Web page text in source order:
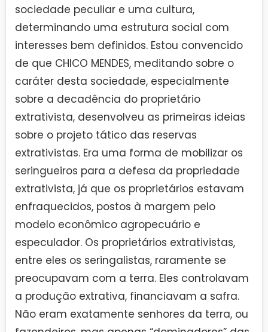
sociedade peculiar e uma cultura,
determinando uma estrutura social com
interesses bem definidos. Estou convencido
de que CHICO MENDES, meditando sobre o
caráter desta sociedade, especialmente
sobre a decadência do proprietário
extrativista, desenvolveu as primeiras ideias
sobre o projeto tático das reservas
extrativistas. Era uma forma de mobilizar os
seringueiros para a defesa da propriedade
extrativista, já que os proprietários estavam
enfraquecidos, postos à margem pelo
modelo econômico agropecuário e
especulador. Os proprietários extrativistas,
entre eles os seringalistas, raramente se
preocupavam com a terra. Eles controlavam
a produção extrativa, financiavam a safra.
Não eram exatamente senhores da terra, ou